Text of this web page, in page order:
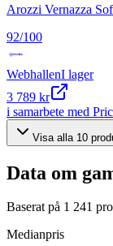
Arozzi Vernazza
92/100
WebhallenI lager
3 789 kr
i samarbete med
Visa alla 10
Data om
Baserat på 1 241
Medianpris